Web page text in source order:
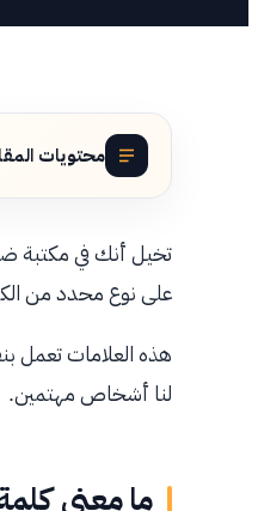
محتويات
تخيل أنك في مكتبة
على نوع محدد من
هذه العلامات تعمل
لنا أشخاص مهتمين.
ما معنى